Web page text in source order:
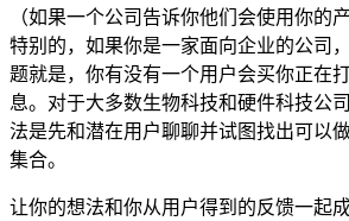
（如果一个公司告诉你他们会使用你的
特别的，如果你是一家面向企业的公司
题就是，你有没有一个用户会买你正在
息。对于大多数生物科技和硬件科技公
法是先和潜在用户聊聊并试图找出可以
集合。
让你的想法和你从用户得到的反馈一起